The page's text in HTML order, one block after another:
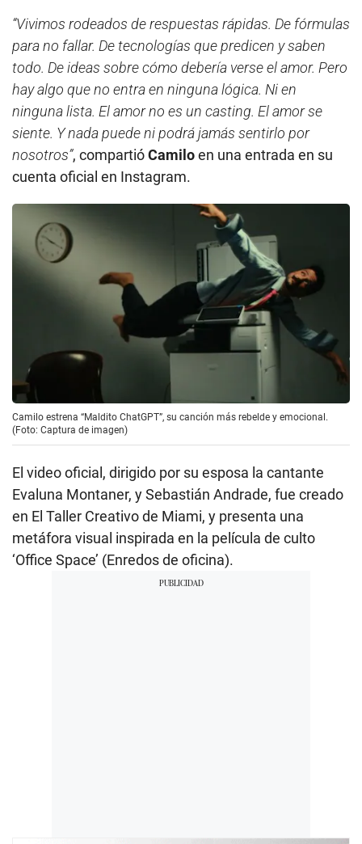
“Vivimos rodeados de respuestas rápidas. De fórmulas
para no fallar. De tecnologías que predicen y saben
todo. De ideas sobre cómo debería verse el amor. Pero
hay algo que no entra en ninguna lógica. Ni en
ninguna lista. El amor no es un casting. El amor se
siente. Y nada puede ni podrá jamás sentirlo por
nosotros”, compartióCamiloen una entrada en su
cuenta oficial en Instagram.
Camilo estrena “Maldito ChatGPT”, su canción más rebelde y emocional.
(Foto: Captura de imagen)
El video oficial, dirigido por su esposa la cantante
Evaluna Montaner, y Sebastián Andrade, fue creado
en El Taller Creativo de Miami, y presenta una
metáfora visual inspirada en la película de culto
‘Office Space’ (Enredos de oficina).